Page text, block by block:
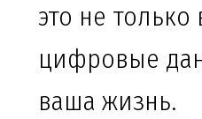
это не
цифровые
ваша жизнь.